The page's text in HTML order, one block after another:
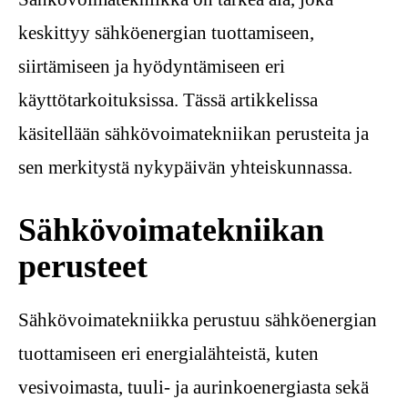
keskittyy sähköenergian tuottamiseen,
siirtämiseen ja hyödyntämiseen eri
käyttötarkoituksissa. Tässä artikkelissa
käsitellään sähkövoimatekniikan perusteita ja
sen merkitystä nykypäivän yhteiskunnassa.
Sähkövoimatekniikan
perusteet
Sähkövoimatekniikka perustuu sähköenergian
tuottamiseen eri energialähteistä, kuten
vesivoimasta, tuuli- ja aurinkoenergiasta sekä